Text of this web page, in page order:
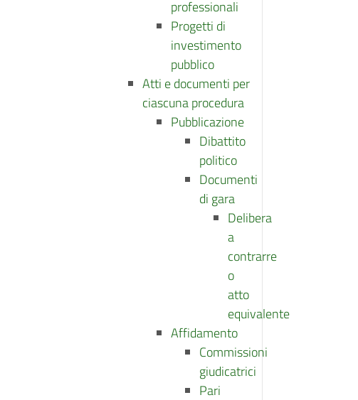
professionali
Progetti di
investimento
pubblico
Atti e documenti per
ciascuna procedura
Pubblicazione
Dibattito
politico
Documenti
di gara
Delibera
a
contrarre
o
atto
equivalente
Affidamento
Commissioni
giudicatrici
Pari